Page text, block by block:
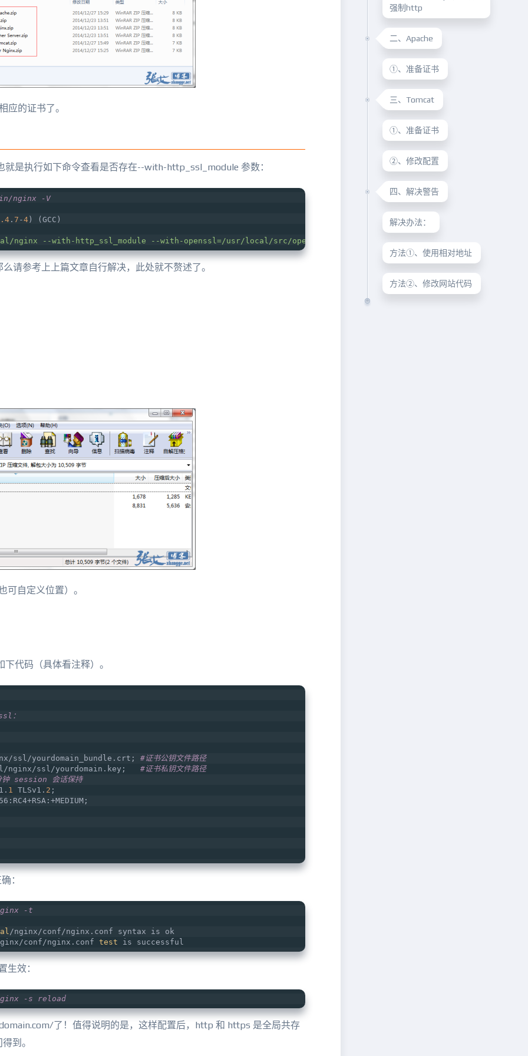
应的证书了。
是执行如下命令查看是否存在--with-http_ssl_module 参数：
nginx -V
. 7 -4 ) (GCC)
/nginx --with-http_ssl_module --with-openssl=/usr/local/src/openssl-1.0.1/
请参考上上篇文章自行解决，此处就不赘述了。
可自定义位置）。
代码（具体看注释）。
：
ssl/yourdomain_bundle.crt; #证书公钥文件路径
nginx/ssl/yourdomain.key;
#证书私钥文件路径
session 会话保持
1 TLSv1. 2 ;
：
-t
/nginx/conf/nginx.conf syntax is ok
conf/nginx.conf test is successful
生效：
-s reload
了！值得说明的是，这样配置后，http 和 https 是全局共存
到。
强制http
二、Apache
①、准备证书
三、Tomcat
①、准备证书
②、修改配置
四、解决警告
解决办法：
方法①、使用相对地址
方法②、修改网站代码